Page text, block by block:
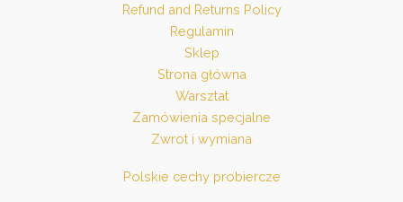
Refund and Returns Policy
Regulamin
Sklep
Strona główna
Warsztat
Zamówienia specjalne
Zwrot i wymiana
Polskie cechy probiercze